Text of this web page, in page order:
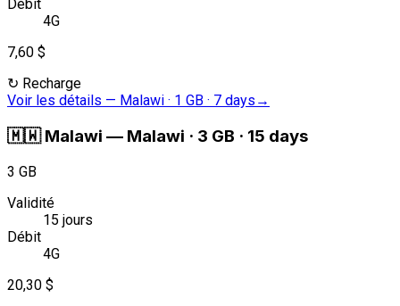
Débit
4G
7,60 $
↻ Recharge
Voir les détails — Malawi · 1 GB · 7 days →
🇲🇼 Malawi — Malawi · 3 GB · 15 days
3 GB
Validité
15 jours
Débit
4G
20,30 $